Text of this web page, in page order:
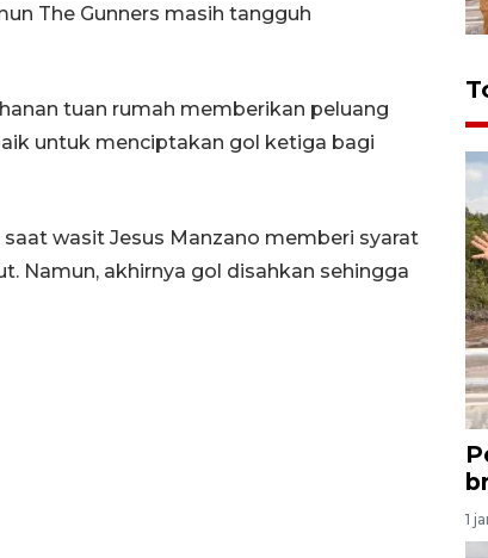
The Gunners masih tangguh
tuan rumah memberikan peluang
untuk menciptakan gol ketiga bagi
wasit Jesus Manzano memberi syarat
Namun, akhirnya gol disahkan sehingga
1